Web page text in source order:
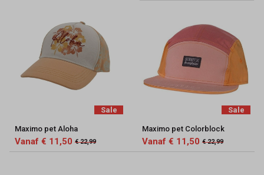
Keez&Co
Sale
Maximo pet Aloha
Vanaf € 11,50 € 22,99
Sale
Maximo pet Colorblock
Vanaf € 11,50 € 22,99